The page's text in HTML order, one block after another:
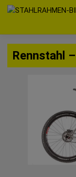
Zum
springen
Rennstahl